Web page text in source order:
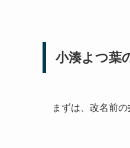
小湊よつ葉
まずは、改名前の